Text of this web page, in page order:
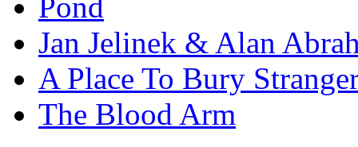
Jan Jelinek & Alan
A Place To Bury
The Blood Arm